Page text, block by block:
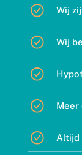
Wij
Wij
Meer
Altijd